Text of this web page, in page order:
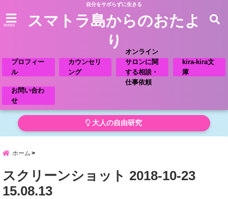
自分をサボらずに生きる
menu
スマトラ島からのおたよ
り
プロフィー
ル
カウンセリ
ング
オンライン
サロンに関
する相談・
仕事依頼
kira-kira文
庫
お問い合わ
せ
大人の自由研究
ホーム
スクリーンショット 2018-10-23
15.08.13